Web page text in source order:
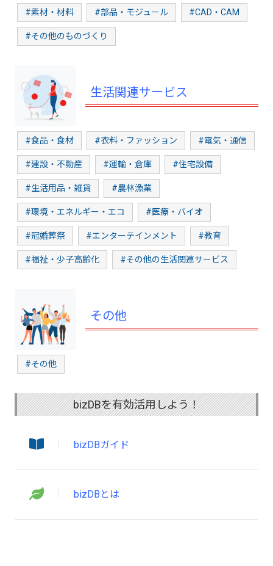
#素材・材料 #部品・モジュール #CAD・CAM
#その他のものづくり
生活関連サービス
#食品・食材 #衣料・ファッション #電気・通信
#建設・不動産 #運輸・倉庫 #住宅設備
#生活用品・雑貨 #農林漁業
#環境・エネルギー・エコ #医療・バイオ
#冠婚葬祭 #エンターテインメント #教育
#福祉・少子高齢化 #その他の生活関連サービス
その他
#その他
bizDBを有効活用しよう！
bizDBガイド
bizDBとは